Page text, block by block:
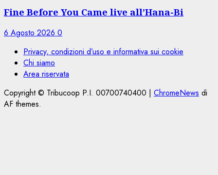
Fine Before You Came live all’Hana-Bi
6 Agosto 2026 0
Privacy, condizioni d’uso e informativa sui cookie
Chi siamo
Area riservata
Copyright © Tribucoop P.I. 00700740400 | ChromeNews di
AF themes.